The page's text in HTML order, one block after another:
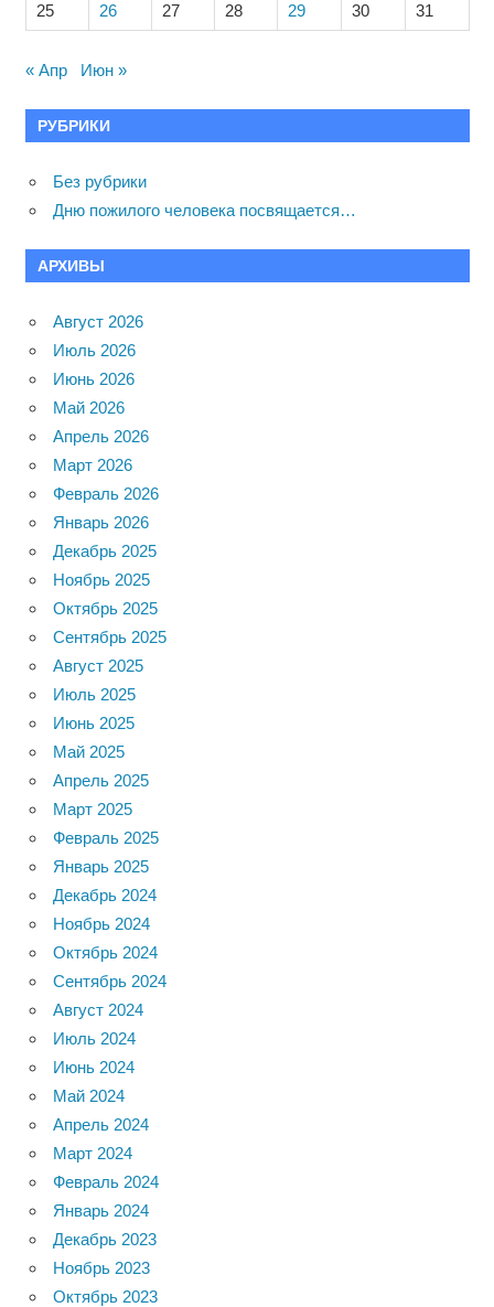
25 26 27 28 29 30 31
« Апр Июн »
РУБРИКИ
Без рубрики
Дню пожилого человека посвящается…
АРХИВЫ
Август 2026
Июль 2026
Июнь 2026
Май 2026
Апрель 2026
Март 2026
Февраль 2026
Январь 2026
Декабрь 2025
Ноябрь 2025
Октябрь 2025
Сентябрь 2025
Август 2025
Июль 2025
Июнь 2025
Май 2025
Апрель 2025
Март 2025
Февраль 2025
Январь 2025
Декабрь 2024
Ноябрь 2024
Октябрь 2024
Сентябрь 2024
Август 2024
Июль 2024
Июнь 2024
Май 2024
Апрель 2024
Март 2024
Февраль 2024
Январь 2024
Декабрь 2023
Ноябрь 2023
Октябрь 2023